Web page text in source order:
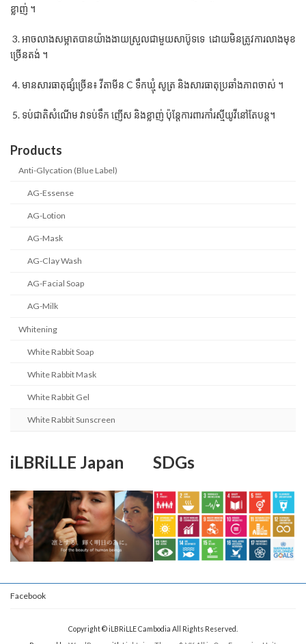
ខ្លាញ់ ។
3. អាចលាងសម្អាតបានយ៉ាងងាយស្រួលជាមួយសាប៊ូទទេ ដោយមិនត្រូវការលាងមុខ
ច្រើនតង់ ។
4. មានសារធាតុផ្សំច្រើន៖ វីតាមីន C ទឹកឃ្មុំ សូត្រ និងសារធាតុប្រឆាំងភាពចាស់ ។
5. ទប់ជាតិសំណើម វាទប់ទឹក ញើស និងខ្លាញ់ ប៉ុន្តែការពារកាំរស្មីយូវីនៅតែបន្ត។
Products
Anti-Glycation (Blue Label)
AG-Essense
AG-Lotion
AG-Mask
AG-Clay Wash
AG-Facial Soap
AG-Milk
Whitening
White Rabbit Soap
White Rabbit Mask
White Rabbit Gel
White Rabbit Sunscreen
iLBRiLLE Japan SDGs
Facebook
Copyright © iLBRiLLE Cambodia All Rights Reserved.